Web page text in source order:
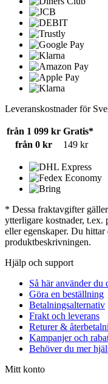
Leveranskostnader för
från 1 099 kr Gratis*
från 0 kr
149 kr
* Dessa fraktavgifter
ytterligare kostnader,
eller egenskaper. Du
produktbeskrivningen.
Hjälp och support
Så här använder du
Göra en beställning
Betalningsalternativ
Frakt och leverans
Returer &
Kampanjer och
Behöver du mer
Mitt konto